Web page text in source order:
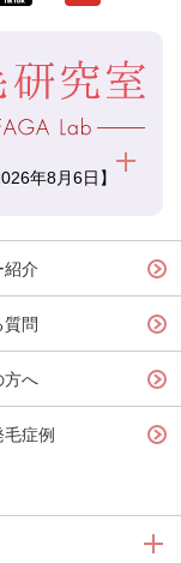
年8月6日】
紹介
質問
方へ
症例